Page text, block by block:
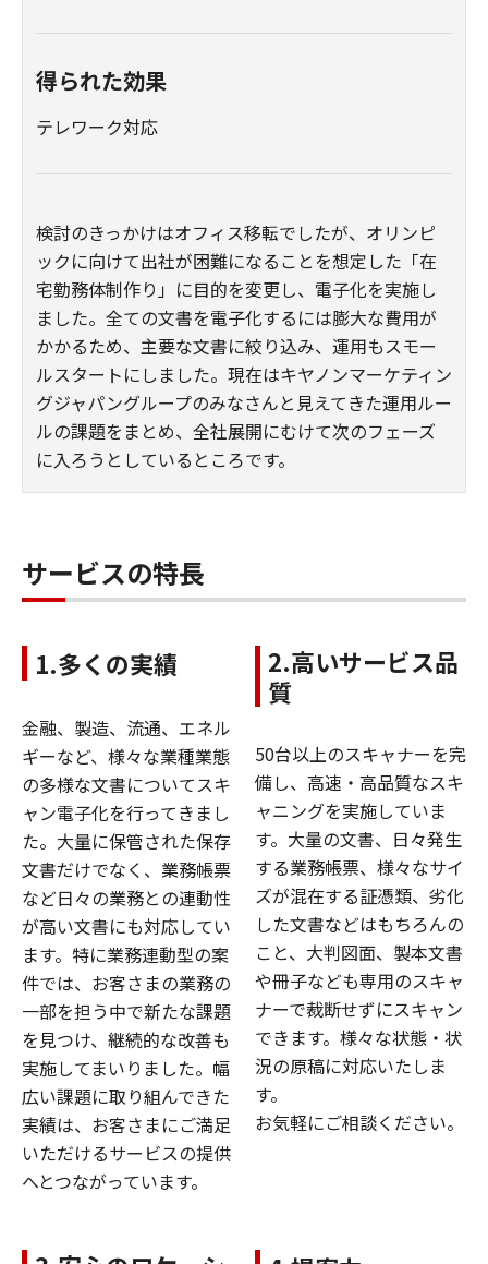
得られた効果
テレワーク対応
検討のきっかけはオフィス移転でしたが、オリンピ
ックに向けて出社が困難になることを想定した「在
宅勤務体制作り」に目的を変更し、電子化を実施し
ました。全ての文書を電子化するには膨大な費用が
かかるため、主要な文書に絞り込み、運用もスモー
ルスタートにしました。現在はキヤノンマーケティン
グジャパングループのみなさんと見えてきた運用ルー
ルの課題をまとめ、全社展開にむけて次のフェーズ
に入ろうとしているところです。
サービスの特長
1.多くの実績
金融、製造、流通、エネル
ギーなど、様々な業種業態
の多様な文書についてスキ
ャン電子化を行ってきまし
た。大量に保管された保存
文書だけでなく、業務帳票
など日々の業務との連動性
が高い文書にも対応してい
ます。特に業務連動型の案
件では、お客さまの業務の
一部を担う中で新たな課題
を見つけ、継続的な改善も
実施してまいりました。幅
広い課題に取り組んできた
実績は、お客さまにご満足
いただけるサービスの提供
へとつながっています。
2.高いサービス品
質
50台以上のスキャナーを完
備し、高速・高品質なスキ
ャニングを実施していま
す。大量の文書、日々発生
する業務帳票、様々なサイ
ズが混在する証憑類、劣化
した文書などはもちろんの
こと、大判図面、製本文書
や冊子なども専用のスキャ
ナーで裁断せずにスキャン
できます。様々な状態・状
況の原稿に対応いたしま
す。
お気軽にご相談ください。